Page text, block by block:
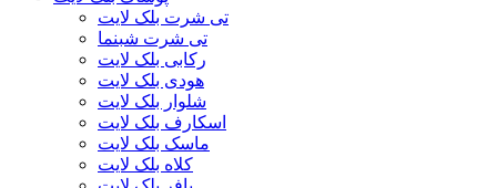
تی شرت بلک لایت
تی شرت شبنما
رکابی بلک لایت
هودی بلک لایت
شلوار بلک لایت
اسکارف بلک لایت
ماسک بلک لایت
کلاه بلک لایت